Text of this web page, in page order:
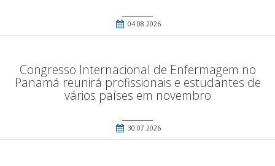
04.08.2026
Congresso Internacional de Enfermagem no
Panamá reunirá profissionais e estudantes de
vários países em novembro
30.07.2026